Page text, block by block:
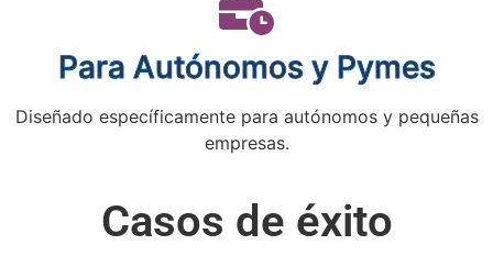
Para Autónomos y Pymes
Diseñado específicamente para autónomos y pequeñas
empresas.
Casos de éxito